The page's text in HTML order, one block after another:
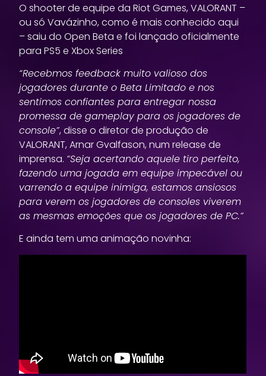
O shooter de equipe da Riot Games, VALORANT –
ou só Vavázinho, como é mais conhecido aqui
– saiu do Open Beta e foi lançado oficialmente
para PS5 e Xbox Series
“Recebmos feedback muito valioso dos
jogadores durante o Beta Limitado e nos
sentimos confiantes para entregar nossa
promessa de gameplay para os jogadores de
console”, disse o diretor de produção de
VALORANT, Arnar Gvalfason, num release de
imprensa. “Seja acertando aquele tiro perfeito,
fazendo uma jogada em equipe impecável ou
varrendo a equipe inimiga, estamos ansiosos
para verem os jogadores de consoles viverem
as mesmas emoções que os jogadores de PC.”
E ainda tem uma animação novinha: